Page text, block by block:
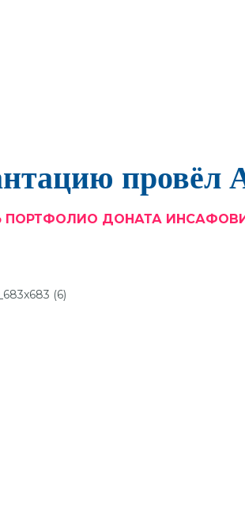
провёл
ПОРТФОЛИО ДОНАТА